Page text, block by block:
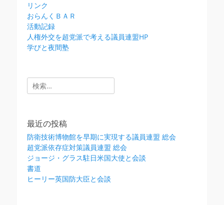
リンク
おらんくＢＡＲ
活動記録
人権外交を超党派で考える議員連盟HP
学びと夜間塾
検
索:
最近の投稿
防衛技術博物館を早期に実現する議員連盟 総会
超党派依存症対策議員連盟 総会
ジョージ・グラス駐日米国大使と会談
書道
ヒーリー英国防大臣と会談